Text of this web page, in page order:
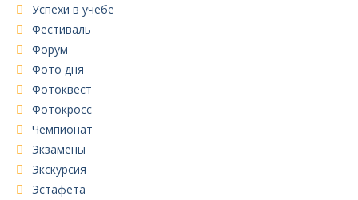
Успехи в учёбе
Фестиваль
Форум
Фото дня
Фотоквест
Фотокросс
Чемпионат
Экзамены
Экскурсия
Эстафета